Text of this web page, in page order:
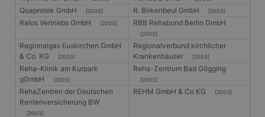
Quaprotek GmbH [2003] R. Birkenbeul GmbH [2003]
Ralos Vertriebs GmbH [2003] RBB Rehabund Berlin GmbH
[2003]
Regionalgas Euskirchen GmbH
& Co. KG
[2003]
Regionalverbund kirchlicher
Krankenhäuser
[2003]
Reha-Klinik am Kurpark
gGmbH
[2003]
Reha-Zentrum Bad Gögging
[2003]
RehaZentren der Deutschen
Rentenversicherung BW
[2003]
REHM GmbH & Co KG [2003]
_fbp
Meta
Platform Inc.
3 Monate
Wird von Facebook
Werbeprodukten
zu liefern, z. B.
Echtzeit-Gebote
von Werbekunden
ANONCHK
Microsoft
Dieses Cookie